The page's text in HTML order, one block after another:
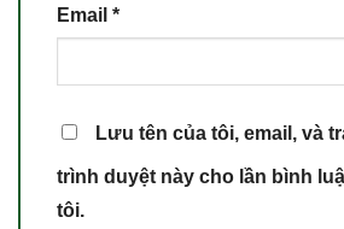
Email *
Lưu tên của tôi, email, và
trình duyệt này cho lần bình
tôi.